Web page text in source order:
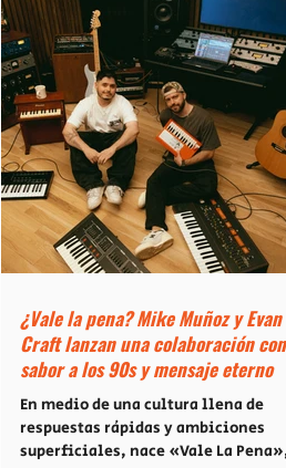
¿Vale la pena? Mike Muñoz y Evan
Craft lanzan una colaboración con
sabor a los 90s y mensaje eterno
En medio de una cultura llena de
respuestas rápidas y ambiciones
superficiales, nace «Vale La Pena»,